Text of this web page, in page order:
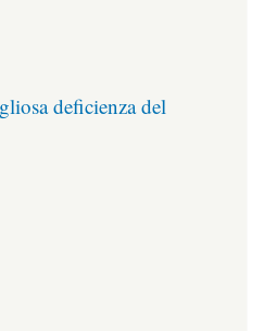
deficienza del